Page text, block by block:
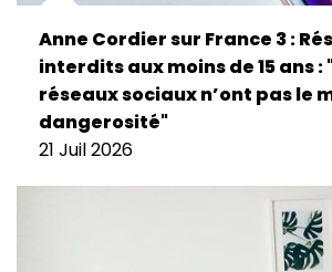
Anne Cordier sur France 3 :
interdits aux moins de 15 ans :
réseaux sociaux n’ont pas le
dangerosité"
21 Juil 2026